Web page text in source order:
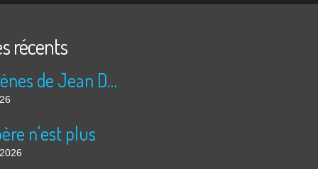
récents
Les sirènes de Jean Duranel
n'est plus